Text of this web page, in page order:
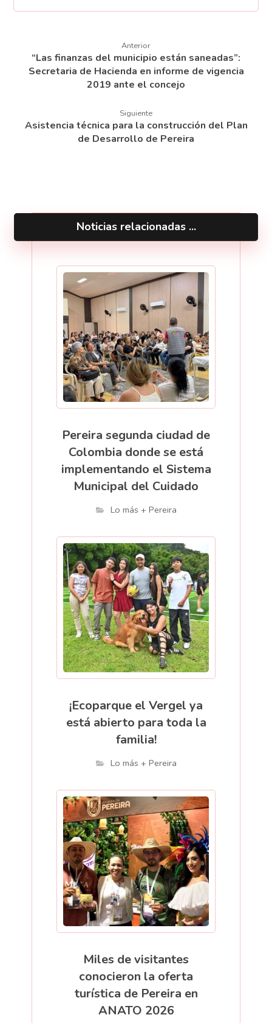
Anterior
“Las finanzas del municipio están saneadas”:
Secretaria de Hacienda en informe de vigencia
2019 ante el concejo
Siguiente
Asistencia técnica para la construcción del Plan
de Desarrollo de Pereira
Noticias relacionadas ...
Pereira segunda ciudad de
Colombia donde se está
implementando el Sistema
Municipal del Cuidado
Lo más + Pereira
¡Ecoparque el Vergel ya
está abierto para toda la
familia!
Lo más + Pereira
Miles de visitantes
conocieron la oferta
turística de Pereira en
ANATO 2026